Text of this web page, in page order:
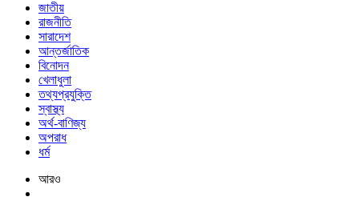
জাতীয়
রাজনীতি
সারাদেশ
আন্তর্জাতিক
বিনোদন
খেলাধুলা
তথ্যপ্রযুক্তি
স্বাস্থ্য
অর্থ-বাণিজ্য
অপরাধ
ধর্ম
আরও